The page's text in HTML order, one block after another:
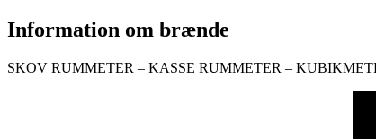
Information om brænde
SKOV RUMMETER – KASSE RUMMETER –